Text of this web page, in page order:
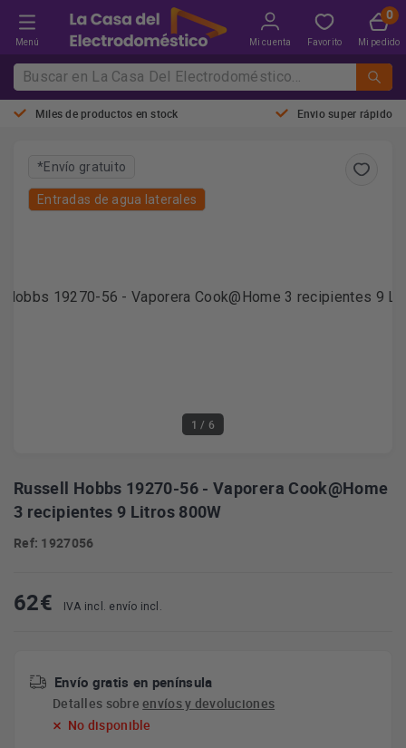
Menú Mi cuenta Favorito Mi pedido
Miles de productos en stock Envio super rápido
1 / 6
*Envío gratuito
Entradas de agua laterales
Russell Hobbs 19270-56 - Vaporera Cook@Home
3 recipientes 9 Litros 800W
Ref: 1927056
62€ IVA incl. envío incl.
Envío gratis en península
Detalles sobreenvíos y devoluciones
No disponible